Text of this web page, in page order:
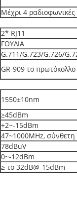
Μέχρι 4 ραδιοφωνικές
2* RJ11
ΓΟΥΛΙΑ
G.711/G.723/G.726/
GR-909 το πρωτόκολλο
1550±10nm
≥45dBm
+2~-15dBm
47~1000MHz,
78dBuV
0~-12dBm
≥ το 32dB@-15dBm